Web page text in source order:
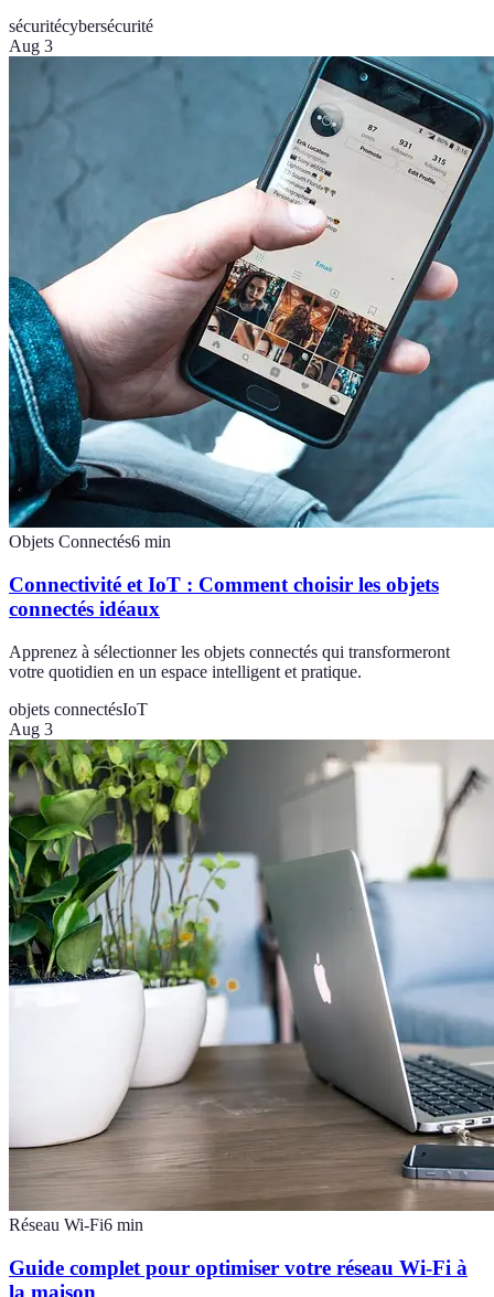
sécuritécybersécurité
Aug 3
Objets Connectés6 min
Connectivité et IoT : Comment choisir les objets
connectés idéaux
Apprenez à sélectionner les objets connectés qui transformeront
votre quotidien en un espace intelligent et pratique.
objets connectésIoT
Aug 3
Réseau Wi-Fi6 min
Guide complet pour optimiser votre réseau Wi-Fi à
la maison